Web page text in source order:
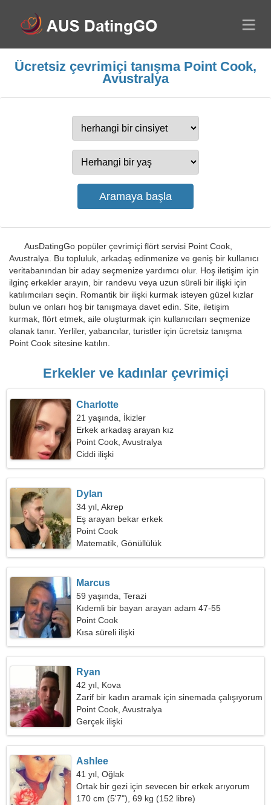
Ücretsiz çevrimiçi tanışma Point Cook,
Avustralya
AusDatingGo popüler çevrimiçi flört servisi Point Cook,
Avustralya. Bu topluluk, arkadaş edinmenize ve geniş bir kullanıcı
veritabanından bir aday seçmenize yardımcı olur. Hoş iletişim için
ilginç erkekler arayın, bir randevu veya uzun süreli bir ilişki için
katılımcıları seçin. Romantik bir ilişki kurmak isteyen güzel kızlar
bulun ve onları hoş bir tanışmaya davet edin. Site, iletişim
kurmak, flört etmek, aile oluşturmak için kullanıcıları seçmenize
olanak tanır. Yerliler, yabancılar, turistler için ücretsiz tanışma
Point Cook sitesine katılın.
Erkekler ve kadınlar çevrimiçi
Charlotte
21 yaşında, İkizler
Erkek arkadaş arayan kız
Point Cook, Avustralya
Ciddi ilişki
Dylan
34 yıl, Akrep
Eş arayan bekar erkek
Point Cook
Matematik, Gönüllülük
Marcus
59 yaşında, Terazi
Kıdemli bir bayan arayan adam 47-55
Point Cook
Kısa süreli ilişki
Ryan
42 yıl, Kova
Zarif bir kadın aramak için sinemada çalışıyorum
Point Cook, Avustralya
Gerçek ilişki
Ashlee
41 yıl, Oğlak
Ortak bir gezi için sevecen bir erkek arıyorum
170 cm (5'7"), 69 kg (152 libre)